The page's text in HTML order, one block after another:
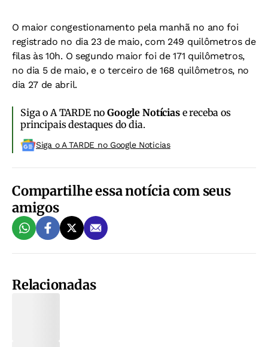
O maior congestionamento pela manhã no ano foi
registrado no dia 23 de maio, com 249 quilômetros de
filas às 10h. O segundo maior foi de 171 quilômetros,
no dia 5 de maio, e o terceiro de 168 quilômetros, no
dia 27 de abril.
Siga o A TARDE noGoogle Notíciase receba os
principais destaques do dia.
Siga o A TARDE no Google Noticias
Compartilhe essa notícia com seus
amigos
Relacionadas